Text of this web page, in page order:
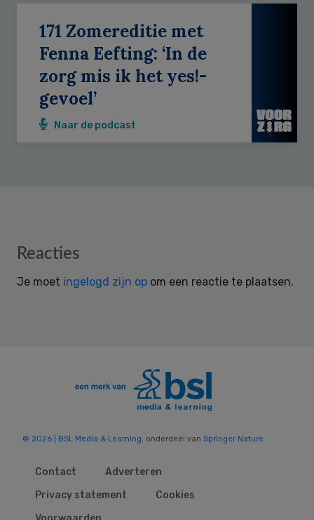
171 Zomereditie met
Fenna Eefting: ‘In de
zorg mis ik het yes!-
gevoel’
Naar de podcast
Reader
Reacties
Je moet ingelogd zijn op om een reactie te plaatsen.
© 2026 | BSL Media & Learning, onderdeel van Springer Nature
Contact
Adverteren
Privacy statement
Cookies